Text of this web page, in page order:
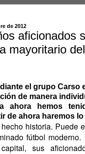
de 2012
aficionados
mayoritario
el grupo Carso
de manera
ahora hemos
de ahora haremos
historia. Puede
fútbol
sus